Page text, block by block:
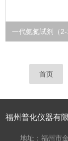
一代氨氮试剂（2-
首页
福州普化仪器有
地址：福州市